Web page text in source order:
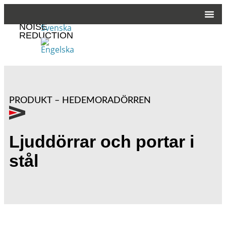
NOISE
REDUCTION
PRODUKT – HEDEMORADÖRREN
Ljuddörrar och portar i
stål